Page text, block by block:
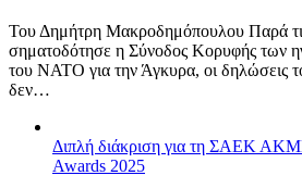
Του Δημήτρη Μακροδημόπουλου Παρά τις
σηματοδότησε η Σύνοδος Κορυφής των
του ΝΑΤΟ για την Άγκυρα, οι δηλώσεις
δεν…
Διπλή διάκριση για τη ΣΑΕΚ
Awards 2025